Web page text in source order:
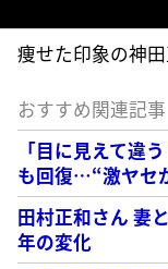
痩せた印象の神
おすすめ関連記事
「目に見えて違
も回復…“激ヤセ
田村正和さん 妻
年の変化